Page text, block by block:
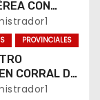
CON
A
PROVINCIALES
CORRAL DE